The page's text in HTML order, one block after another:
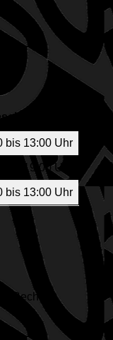
bis 13:00 Uhr
bis 19:00 Uhr
bis 13:00 Uhr
Rechte